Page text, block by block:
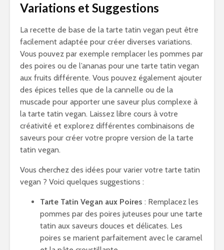
Variations et Suggestions
La recette de base de la tarte tatin vegan peut être
facilement adaptée pour créer diverses variations.
Vous pouvez par exemple remplacer les pommes par
des poires ou de l’ananas pour une tarte tatin vegan
aux fruits différente. Vous pouvez également ajouter
des épices telles que de la cannelle ou de la
muscade pour apporter une saveur plus complexe à
la tarte tatin vegan. Laissez libre cours à votre
créativité et explorez différentes combinaisons de
saveurs pour créer votre propre version de la tarte
tatin vegan.
Vous cherchez des idées pour varier votre tarte tatin
vegan ? Voici quelques suggestions :
Tarte Tatin Vegan aux Poires : Remplacez les
pommes par des poires juteuses pour une tarte
tatin aux saveurs douces et délicates. Les
poires se marient parfaitement avec le caramel